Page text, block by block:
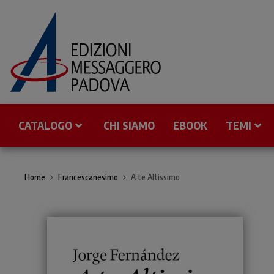
CATALOGO CHI SIAMO EBOOK TEMI
Home Francescanesimo A te Altissimo